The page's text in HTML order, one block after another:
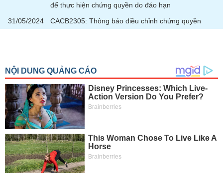
để thực hiện chứng quyền do đáo hạn
31/05/2024
CACB2305: Thông báo điều chỉnh chứng quyền